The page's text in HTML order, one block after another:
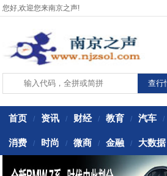
您好,欢迎您来南京之声!
首页 / 资讯 / 财经 / 教育 / 汽车 /
消费 / 时尚 / 微商 / 金融 / 大数据